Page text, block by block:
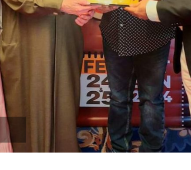
पवन सिंह का बॉलीवुड में महाधमाका, ‘सिर्फ आपके’ की शूटिंग लखनऊ और